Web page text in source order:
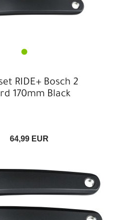
RIDE+ Bosch 2
170mm Black
64,99 EUR